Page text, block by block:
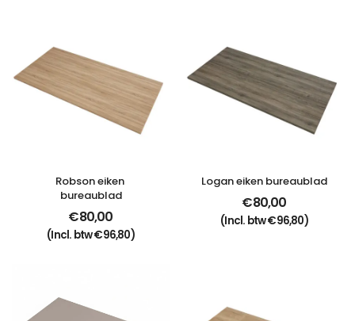
Robson eiken
bureaublad
€80,00
(Incl. btw€96,80)
Logan eiken bureaublad
€80,00
(Incl. btw€96,80)